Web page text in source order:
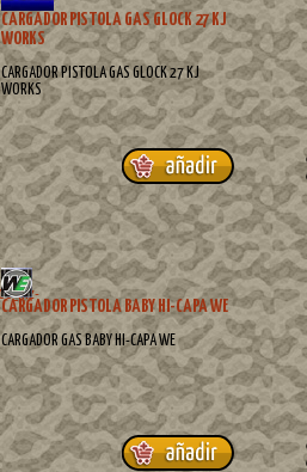
CARGADOR PISTOLA GAS GLOCK 27 KJ
WORKS
CARGADOR PISTOLA GAS GLOCK 27 KJ
WORKS
CARGADOR PISTOLA BABY HI-CAPA WE
CARGADOR GAS BABY HI-CAPA WE